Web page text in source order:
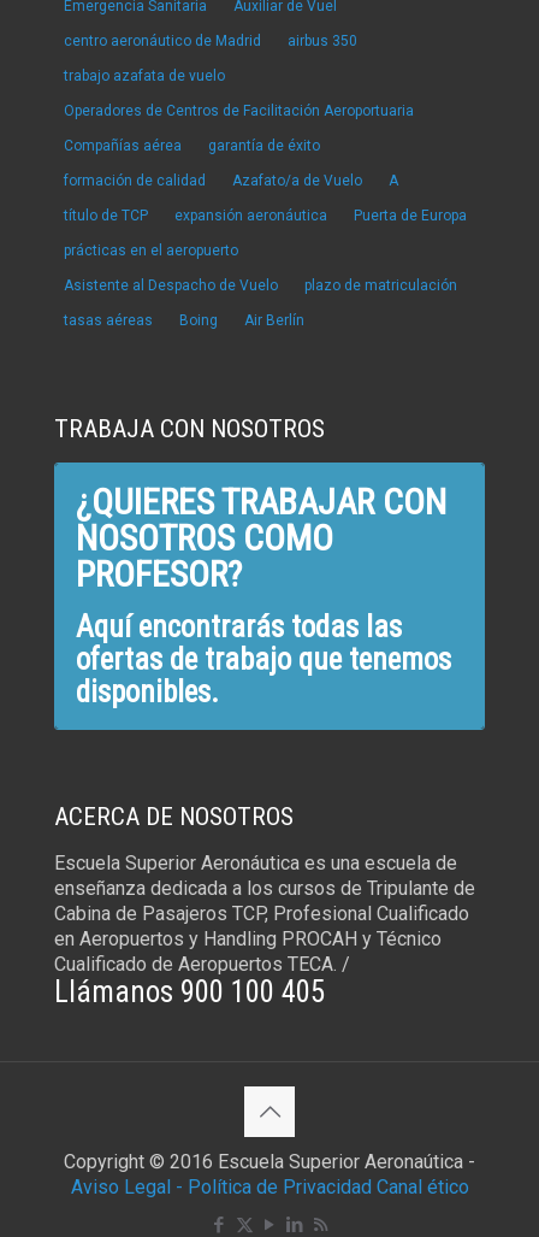
Emergencia Sanitaria Auxiliar de Vuel
centro aeronáutico de Madrid airbus 350
trabajo azafata de vuelo
Operadores de Centros de Facilitación Aeroportuaria
Compañías aérea garantía de éxito
formación de calidad Azafato/a de Vuelo A
título de TCP expansión aeronáutica Puerta de Europa
prácticas en el aeropuerto
Asistente al Despacho de Vuelo plazo de matriculación
tasas aéreas Boing Air Berlín
TRABAJA CON NOSOTROS
¿QUIERES TRABAJAR CON
NOSOTROS COMO
PROFESOR?
Aquí encontrarás todas las
ofertas de trabajo que tenemos
disponibles.
ACERCA DE NOSOTROS
Escuela Superior Aeronáutica es una escuela de
enseñanza dedicada a los cursos de Tripulante de
Cabina de Pasajeros TCP, Profesional Cualificado
en Aeropuertos y Handling PROCAH y Técnico
Cualificado de Aeropuertos TECA. /
Llámanos 900 100 405
Copyright © 2016 Escuela Superior Aeronaútica -
Aviso Legal - Política de Privacidad Canal ético